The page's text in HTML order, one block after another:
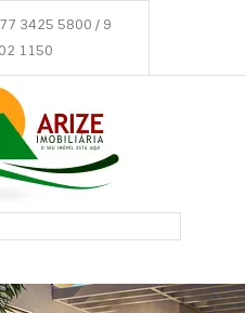
3425 5800 / 9
1150